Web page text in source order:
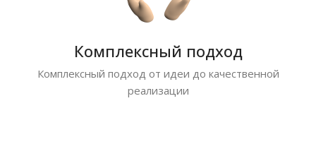
Комплексный подход
Комплексный подход от идеи до качественной
реализации